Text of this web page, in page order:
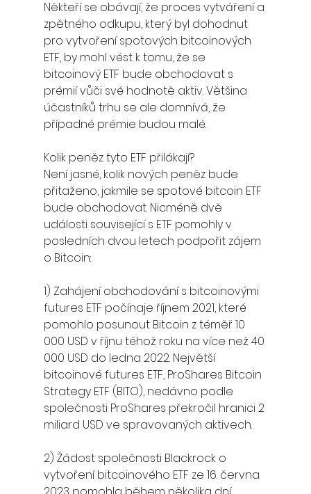
Někteří se obávají, že proces vytváření a
zpětného odkupu, který byl dohodnut
pro vytvoření spotových bitcoinových
ETF, by mohl vést k tomu, že se
bitcoinový ETF bude obchodovat s
prémií vůči své hodnotě aktiv. Většina
účastníků trhu se ale domnívá, že
případné prémie budou malé.
Kolik peněz tyto ETF přilákají?
Není jasné, kolik nových peněz bude
přitaženo, jakmile se spotové bitcoin ETF
bude obchodovat. Nicméně dvě
události související s ETF pomohly v
posledních dvou letech podpořit zájem
o Bitcoin:
1) Zahájení obchodování s bitcoinovými
futures ETF počínaje říjnem 2021, které
pomohlo posunout Bitcoin z téměř 10
000 USD v říjnu téhož roku na více než 40
000 USD do ledna 2022. Největší
bitcoinové futures ETF, ProShares Bitcoin
Strategy ETF (BITO), nedávno podle
společnosti ProShares překročil hranici 2
miliard USD ve spravovaných aktivech.
2) Žádost společnosti Blackrock o
vytvoření bitcoinového ETF ze 16. června